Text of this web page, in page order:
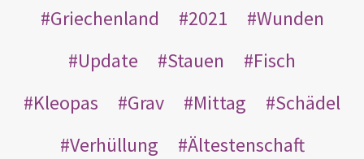
Griechenland 2021
Wunden
Update
Stauen
Fisch
Kleopas
Grav Mittag
Schädel
Verhüllung
Ältestenschaft